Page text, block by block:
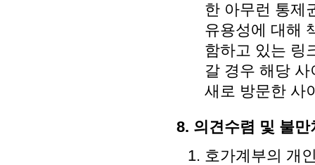
한 아무런 통제
유용성에 대해
함하고 있는 링
갈 경우 해당
새로 방문한 사
8. 의견수렴 및 불만
호가계부의 개